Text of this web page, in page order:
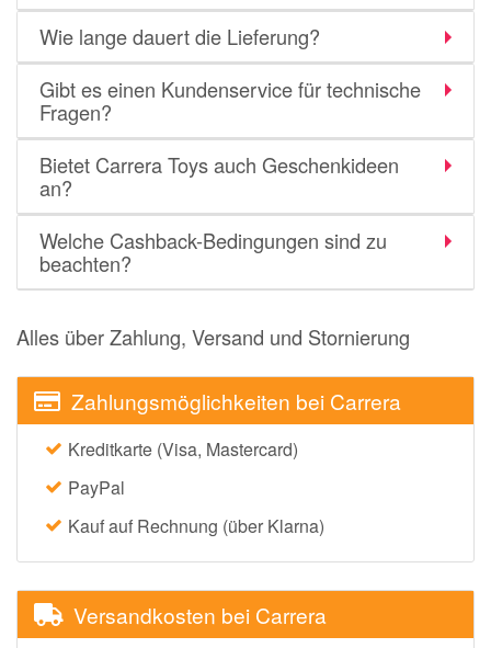
Wie lange dauert die Lieferung?
Gibt es einen Kundenservice für technische
Fragen?
Bietet Carrera Toys auch Geschenkideen
an?
Welche Cashback-Bedingungen sind zu
beachten?
Alles über Zahlung, Versand und Stornierung
Zahlungsmöglichkeiten bei Carrera
Kreditkarte (Visa, Mastercard)
PayPal
Kauf auf Rechnung (über Klarna)
Versandkosten bei Carrera